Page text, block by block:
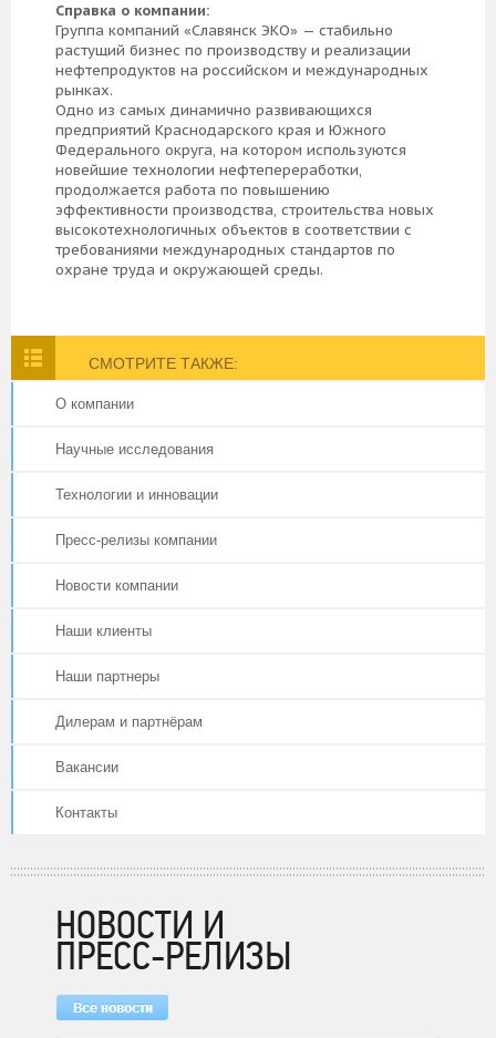
Справка о компании:
Группа компаний «Славянск ЭКО» — стабильно
растущий бизнес по производству и реализации
нефтепродуктов на российском и международных
рынках.
Одно из самых динамично развивающихся
предприятий Краснодарского края и Южного
Федерального округа, на котором используются
новейшие технологии нефтепереработки,
продолжается работа по повышению
эффективности производства, строительства новых
высокотехнологичных объектов в соответствии с
требованиями международных стандартов по
охране труда и окружающей среды.
СМОТРИТЕ ТАКЖЕ:
О компании
Научные исследования
Технологии и инновации
Пресс-релизы компании
Новости компании
Наши клиенты
Наши партнеры
Дилерам и партнёрам
Вакансии
Контакты
НОВОСТИ И
ПРЕСС-РЕЛИЗЫ